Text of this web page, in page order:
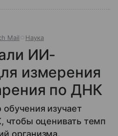
Mail Наука
ИИ-
измерения
по ДНК
изучает
чтобы оценивать темп